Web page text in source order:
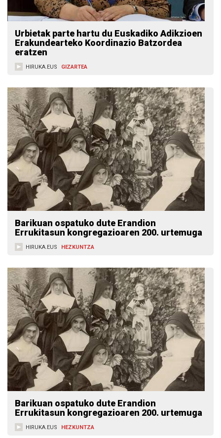
Urbietak parte hartu du Euskadiko Adikzioen
Erakundearteko Koordinazio Batzordea
eratzen
HIRUKA.EUS GIZARTEA
Barikuan ospatuko dute Erandion
Errukitasun kongregazioaren 200. urtemuga
HIRUKA.EUS HEZKUNTZA
Barikuan ospatuko dute Erandion
Errukitasun kongregazioaren 200. urtemuga
HIRUKA.EUS HEZKUNTZA